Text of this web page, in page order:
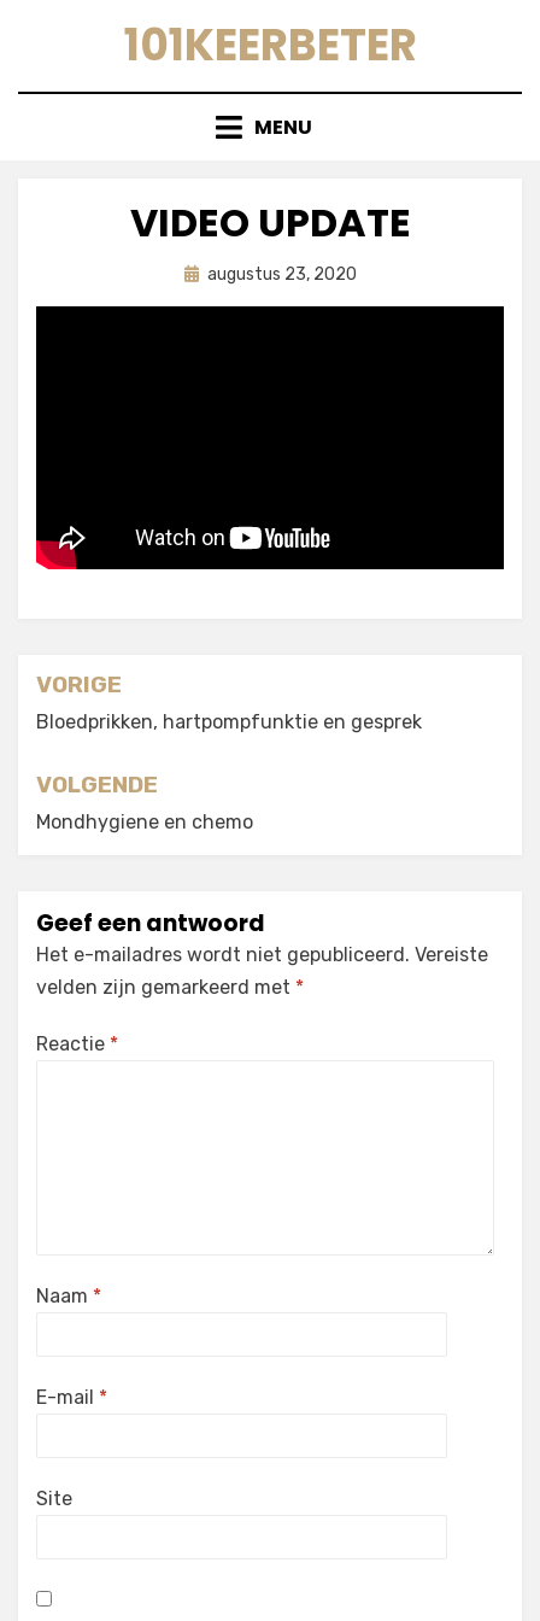
101KEERBETER
MENU
VIDEO UPDATE
doorastrid
Geplaatst
augustus 23, 2020
Berichtnavigatie
VORIGE
Bloedprikken, hartpompfunktie en gesprek
VOLGENDE
Mondhygiene en chemo
Geef een antwoord
Het e-mailadres wordt niet gepubliceerd. Vereiste
velden zijn gemarkeerd met *
Reactie *
Naam *
E-mail *
Site